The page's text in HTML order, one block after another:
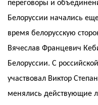
переговоры и
Белоруссии начались
время белорусскую
Вячеслав Францевич
Белоруссии. С
участвовал Виктор
менялись действующие